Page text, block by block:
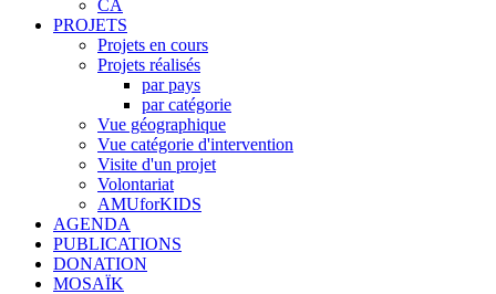
CA
PROJETS
Projets en cours
Projets réalisés
par pays
par catégorie
Vue géographique
Vue catégorie d'intervention
Visite d'un projet
Volontariat
AMUforKIDS
AGENDA
PUBLICATIONS
DONATION
MOSAÏK